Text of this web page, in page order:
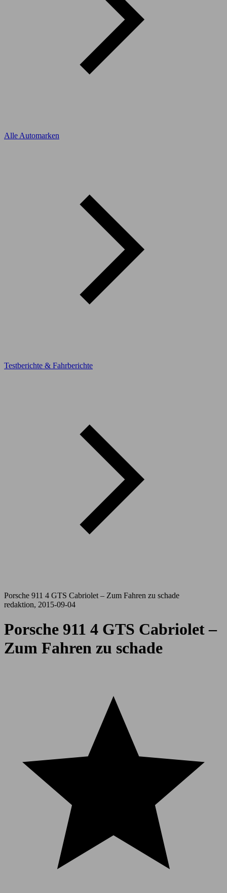
Alle Automarken
Testberichte & Fahrberichte
Porsche 911 4 GTS Cabriolet – Zum Fahren zu schade
redaktion, 2015-09-04
Porsche 911 4 GTS Cabriolet –
Zum Fahren zu schade